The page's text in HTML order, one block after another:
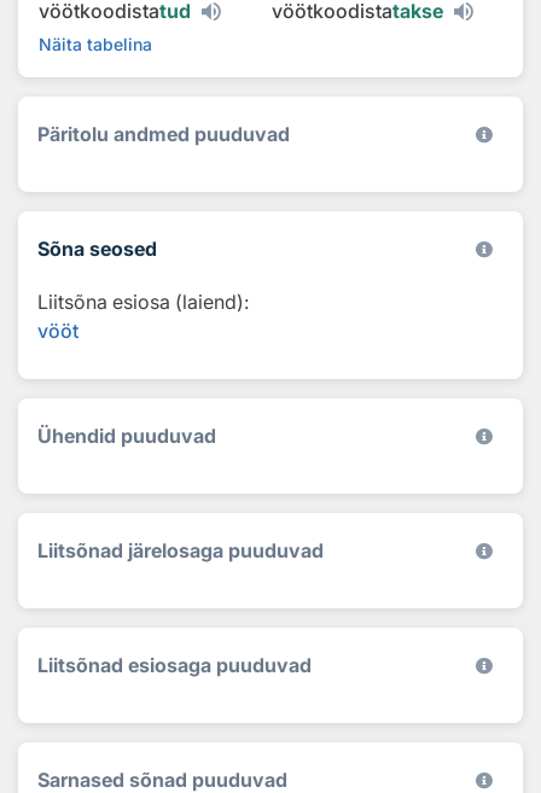
vöötkoodistatud vöötkoodistatakse
Näita tabelina
Päritolu andmed puuduvad
Sõna seosed
Liitsõna esiosa (laiend):
vööt
Ühendid puuduvad
Liitsõnad järelosaga puuduvad
Liitsõnad esiosaga puuduvad
Sarnased sõnad puuduvad